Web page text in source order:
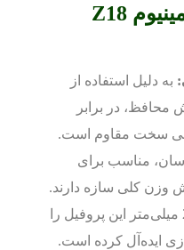
پروفیل آلومینیوم Z18
به دلیل استفاده از
محافظ، در برابر
سخت مقاوم است.
مناسب برای
وزن کلی سازه دارند.
ضخامت 2.5 میلی‌متر این پروفیل را
ایده‌آل کرده است.